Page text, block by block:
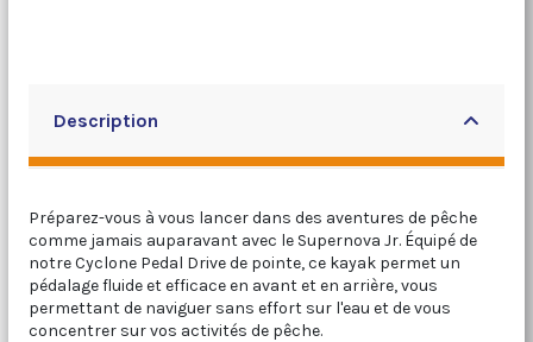
Description
Préparez-vous à vous lancer dans des aventures de pêche
comme jamais auparavant avec le Supernova Jr. Équipé de
notre Cyclone Pedal Drive de pointe, ce kayak permet un
pédalage fluide et efficace en avant et en arrière, vous
permettant de naviguer sans effort sur l'eau et de vous
concentrer sur vos activités de pêche.